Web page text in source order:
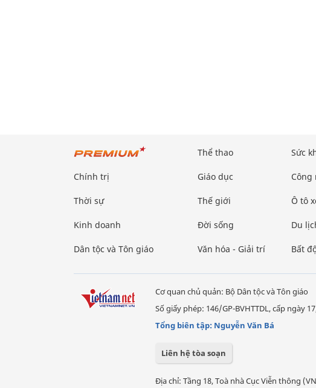
Chính trị
Thời sự
Kinh doanh
Dân tộc và Tôn giáo
Thể thao
Giáo dục
Thế giới
Đời sống
Văn hóa - Giải trí
Sức
Công
Ô tô
Du
Bất
Cơ quan chủ quản: Bộ Dân tộc và Tôn giáo
Số giấy phép: 146/GP-BVHTTDL, cấp ngày
Tổng biên tập: Nguyễn Văn Bá
Liên hệ tòa soạn
Địa chỉ: Tầng 18, Toà nhà Cục Viễn thông